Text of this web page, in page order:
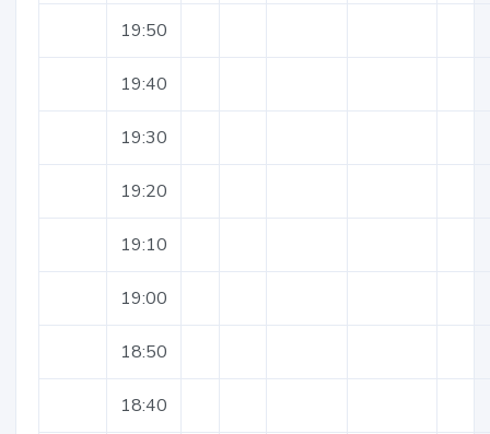
19:50
19:40
19:30
19:20
19:10
19:00
18:50
18:40